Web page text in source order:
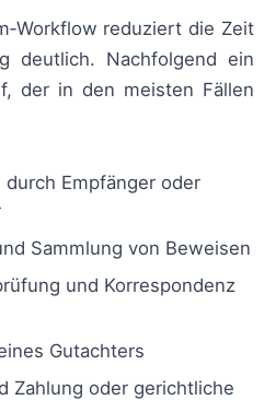
reduziert die Zeit
deutlich. Nachfolgend ein
der in den meisten Fällen
Empfänger oder
Sammlung von Beweisen
und Korrespondenz
Gutachters
Zahlung oder gerichtliche